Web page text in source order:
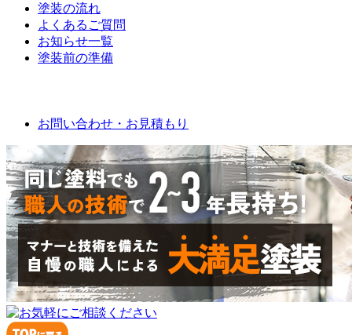
塗装の流れ
よくあるご質問
お知らせ一覧
塗装前の準備
お問い合わせ・お見積もり